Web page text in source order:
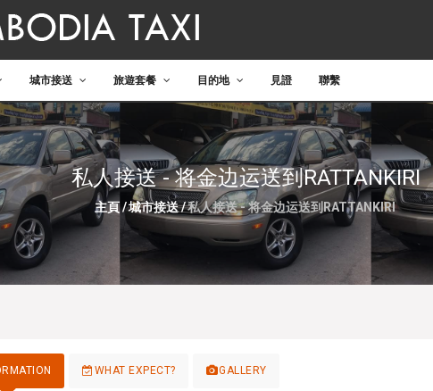
城市接送 旅遊套餐 目的地 見證 聯繫
私人接送 - 将金边运送到RATTANKIRI
主頁/城市接送/私人接送 - 将金边运送到RATTANKIRI
WHAT EXPECT? GALLERY